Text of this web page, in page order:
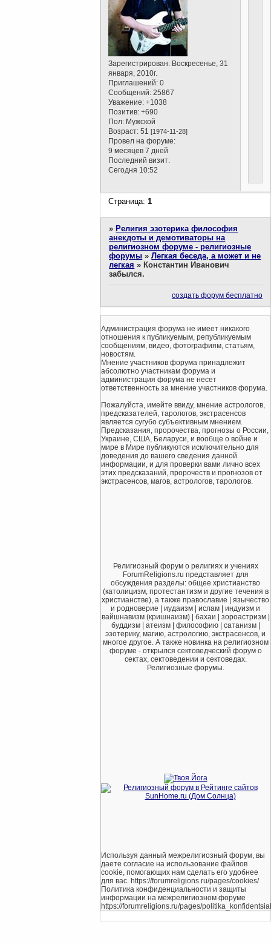
Зарегистрирован: Воскресенье, 31
января, 2010г.
Приглашений: 0
Сообщений: 25867
Уважение: +1038
Позитив: +690
Пол: Мужской
Возраст: 51[1974-11-28]
Провел на форуме:
9 месяцев 7 дней
Последний визит:
Сегодня 10:52
Страница:1
» Религия эзотерика философия
анекдоты и демотиваторы на
религиозном форуме - религиозные
форумы »Легкая беседа, а может и не
легкая » Константин Иванович
забылся.
создать форум бесплатно
Администрация форума не имеет никакого
отношения к публикуемым, републикуемым
сообщениям, видео, фотографиям, статьям,
новостям.
Мнение участников форума принадлежит
абсолютно участникам форума и
администрация форума не несет
ответственность за мнение участников форума.
Пожалуйста, имейте ввиду, мнение астрологов,
предсказателей, тарологов, экстрасенсов
является сугубо субъективным мнением.
Предсказания, пророчества, прогнозы о России,
Украине, США, Беларуси, и вообще о войне и
мире в Мире публикуются исключительно для
доведения до вашего сведения данной
информации, и для проверки вами лично всех
этих предсказаний, пророчеств и прогнозов от
экстрасенсов, магов, астрологов, тарологов.
Религиозный форум о религиях и учениях
ForumReligions.ru представляет для
обсуждения разделы: общее христианство
(католицизм, протестантизм и другие течения в
христианстве), а также православие | язычество
и родноверие | иудаизм | ислам | индуизм и
вайшнавизм (кришнаизм) | бахаи | зороастризм |
буддизм | атеизм | философию | сатанизм |
эзотерику, магию, астрологию, экстрасенсов, и
многое другое. А также новинка на религиозном
форуме - открылся сектоведческий форум о
сектах, сектоведении и сектоведах.
Религиозные форумы.
Используя данный межрелигиозный форум, вы
даете согласие на использование файлов
cookie, помогающих нам сделать его удобнее
для вас. https://forumreligions.ru/pages/cookies/
Политика конфиденциальности и защиты
информации на межрелигиозном форуме
https://forumreligions.ru/pages/